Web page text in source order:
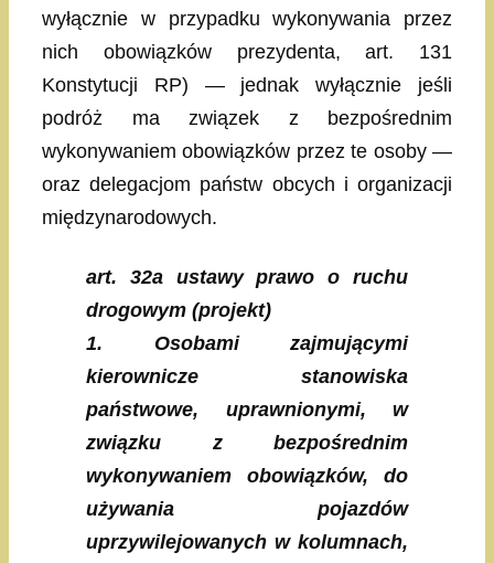
wyłącznie w przypadku wykonywania przez
nich obowiązków prezydenta, art. 131
Konstytucji RP) — jednak wyłącznie jeśli
podróż ma związek z bezpośrednim
wykonywaniem obowiązków przez te osoby —
oraz delegacjom państw obcych i organizacji
międzynarodowych.
art. 32a ustawy prawo o ruchu
drogowym (projekt)
1. Osobami zajmującymi
kierownicze stanowiska
państwowe, uprawnionymi, w
związku z bezpośrednim
wykonywaniem obowiązków, do
używania pojazdów
uprzywilejowanych w kolumnach,